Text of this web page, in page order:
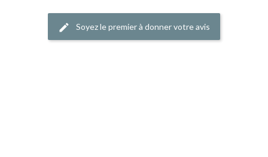
edit Soyez le premier à donner votre avis